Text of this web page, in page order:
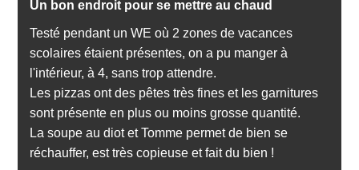
Un bon endroit pour se mettre au chaud
Testé pendant un WE où 2 zones de vacances
scolaires étaient présentes, on a pu manger à
l'intérieur, à 4, sans trop attendre.
Les pizzas ont des pêtes très fines et les garnitures
sont présente en plus ou moins grosse quantité.
La soupe au diot et Tomme permet de bien se
réchauffer, est très copieuse et fait du bien !